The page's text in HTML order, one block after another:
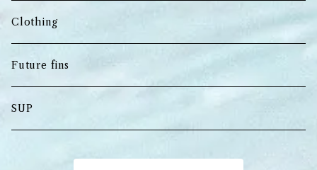
Keel Fins
Long board Fins
Longboard
Usedboard
Mid‐length
Clothing
Future fins
SUP